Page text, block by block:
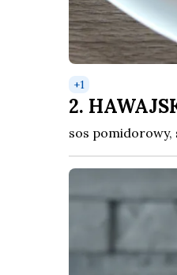
+1
2.
sos pomidorowy,